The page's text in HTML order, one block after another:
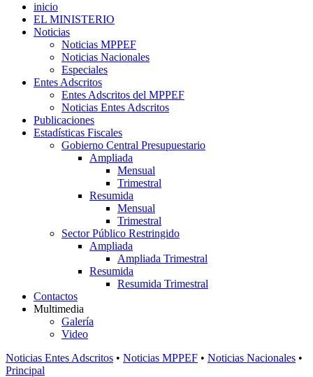
inicio
EL MINISTERIO
Noticias
Noticias MPPEF
Noticias Nacionales
Especiales
Entes Adscritos
Entes Adscritos del MPPEF
Noticias Entes Adscritos
Publicaciones
Estadísticas Fiscales
Gobierno Central Presupuestario
Ampliada
Mensual
Trimestral
Resumida
Mensual
Trimestral
Sector Público Restringido
Ampliada
Ampliada Trimestral
Resumida
Resumida Trimestral
Contactos
Multimedia
Galería
Video
Noticias Entes Adscritos • Noticias MPPEF • Noticias Nacionales •
Principal